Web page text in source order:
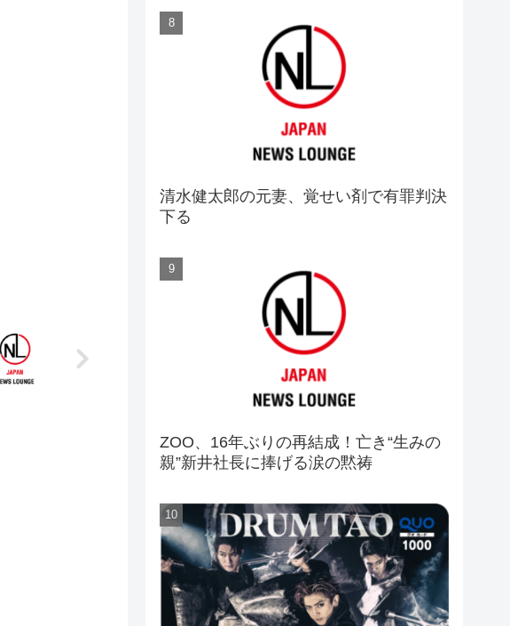
清水健太郎の元妻、覚せい剤で有罪判決
下る
ZOO、16年ぶりの再結成！亡き“生みの
親”新井社長に捧げる涙の黙祷